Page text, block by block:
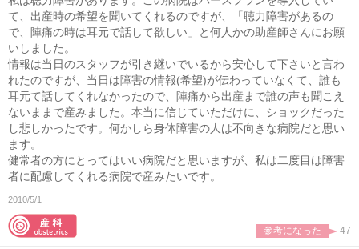
て、出産時の希望を聞いてくれるのですが、「聴力障害があるの
で、陣痛の時は耳元で話して欲しい」と何人かの助産師さんにお願
いしました。
情報は当日のスタッフが引き継いでいるから安心して下さいと言わ
れたのですが、当日は障害の情報(希望)が伝わっていなくて、誰も
耳元て話してくれなかったので、陣痛から出産まで誰の声も聞こえ
ないままで産みました。本当に信じていただけに、ショックだった
し悲しかったです。何かしら身体障害の人は不向きな病院だと思い
ます。
健常者の方にとってはいい病院だと思いますが、私は二度目は障害
者に配慮してくれる病院で産みたいです。
2010/5/1
参考になった 47